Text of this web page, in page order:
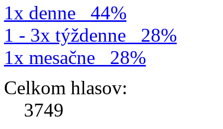
1x denne
44%
1 - 3x týždenne
28%
1x mesačne
28%
Celkom hlasov:
3749